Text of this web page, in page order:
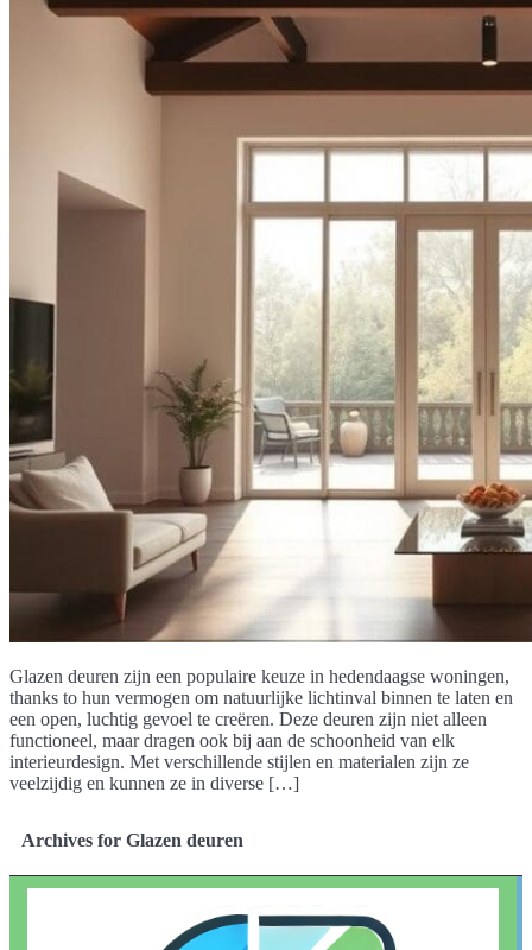
Glazen deuren zijn een populaire keuze in hedendaagse woningen,
thanks to hun vermogen om natuurlijke lichtinval binnen te laten en
een open, luchtig gevoel te creëren. Deze deuren zijn niet alleen
functioneel, maar dragen ook bij aan de schoonheid van elk
interieurdesign. Met verschillende stijlen en materialen zijn ze
veelzijdig en kunnen ze in diverse […]
Archives for Glazen deuren